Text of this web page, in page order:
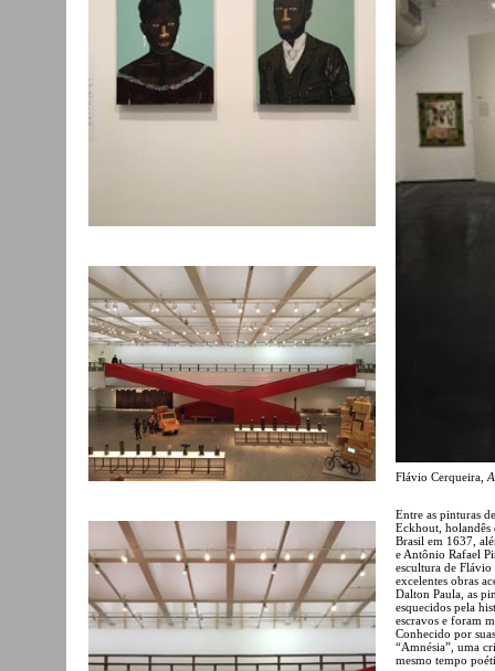
Flávio Cerqueira,
Entre as pinturas
Eckhout, holandês
Brasil em 1637,
e Antônio Rafael
escultura de Flávio
excelentes obras
Dalton Paula, as
esquecidos pela
escravos e foram
Conhecido por
“Amnésia”, uma
mesmo tempo